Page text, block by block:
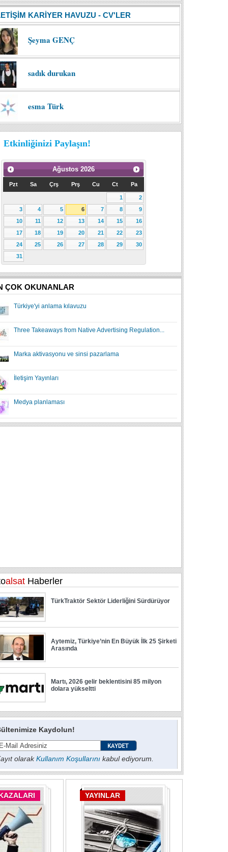
KARİYER HAVUZU - CV'LER
Şeyma GENÇ
sadık durukan
esma Türk
Etkinliğinizi Paylaşın!
Ağustos 2026
Pzt Sa Çrş Prş Cu Ct Pa
1
2
3
4 5 6 7 8
9
10
11 12 13 14 15
16
17
18 19 20 21 22
23
24
25 26 27 28 29
30
31
ÇOK OKUNANLAR
Türkiye'yi anlama kılavuzu
Three Takeaways from Native Advertising Regulation...
Marka aktivasyonu ve sinsi pazarlama
İletişim Yayınları
Medya planlaması
Kaydolun!
olarakKullanım Koşullarını kabul ediyorum.
YAYINLAR